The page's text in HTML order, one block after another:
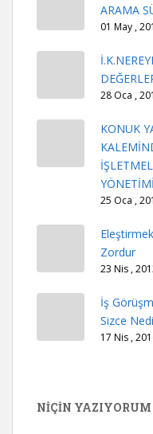
ARAMA
01 May ,
28 Oca ,
KONUK
YÖNETİMİ
25 Oca ,
Zordur
23 Nis ,
İş
Sizce
17 Nis ,
NİÇİN YAZIYORUM